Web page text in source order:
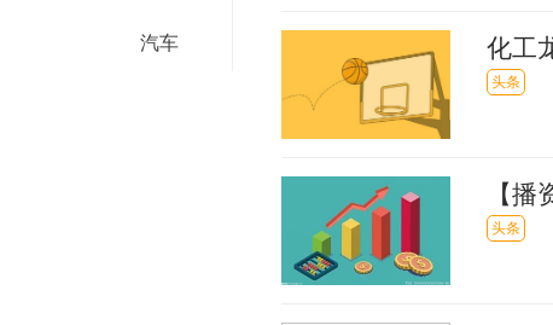
汽车 化工
头条
【
司股
头条